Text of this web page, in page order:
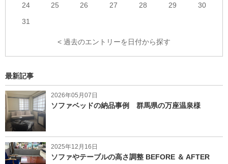
24
25 26 27 28 29
30
31
< 過去のエントリーを日付から探す
最新記事
2026年05月07日
ソファベッドの納品事例 群馬県の万座温泉様
2025年12月16日
ソファやテーブルの高さ調整 BEFORE ＆ AFTER